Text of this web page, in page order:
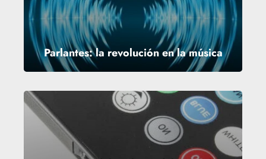
Parlantes: la revolución en la música